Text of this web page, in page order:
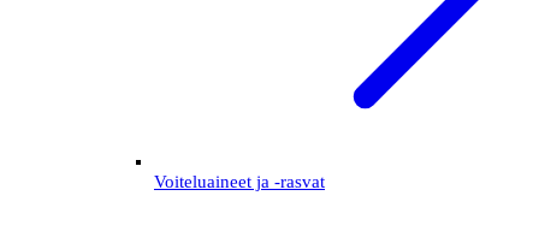
Voiteluaineet ja -rasvat